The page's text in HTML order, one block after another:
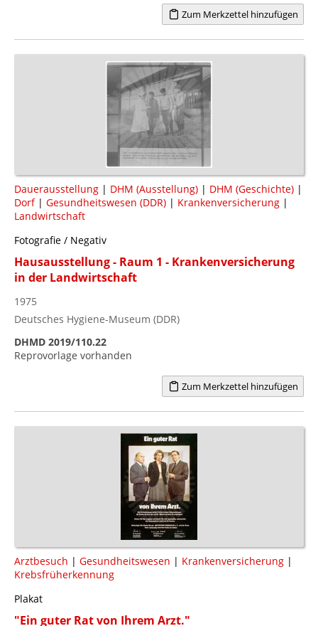
Zum Merkzettel hinzufügen
Dauerausstellung | DHM (Ausstellung) | DHM (Geschichte) |
Dorf| Gesundheitswesen (DDR) | Krankenversicherung |
Landwirtschaft
Fotografie / Negativ
Hausausstellung - Raum 1 - Krankenversicherung
in der Landwirtschaft
1975
Deutsches Hygiene-Museum (DDR)
DHMD 2019/110.22
Reprovorlage vorhanden
Zum Merkzettel hinzufügen
Arztbesuch | Gesundheitswesen | Krankenversicherung |
Krebsfrüherkennung
Plakat
"Ein guter Rat von Ihrem Arzt."